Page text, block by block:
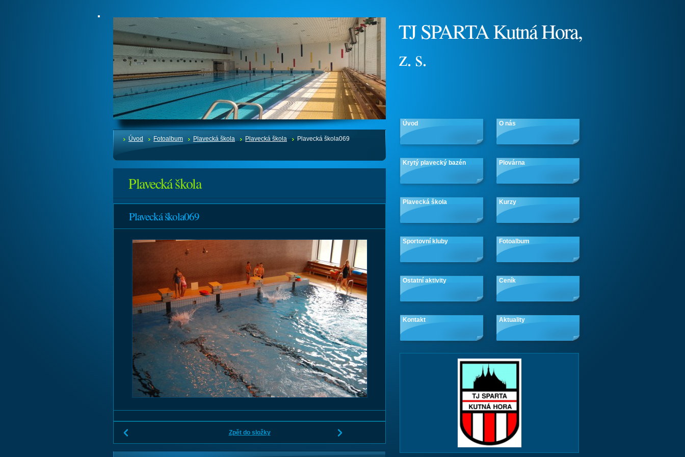
TJ SPARTA Kutná Hora,
z. s.
Úvod Fotoalbum Plavecká škola Plavecká škola Plavecká škola069
Plavecká škola
Plavecká škola069
Zpět do složky
Úvod O nás
Krytý plavecký bazén Plovárna
Plavecká škola Kurzy
Sportovní kluby Fotoalbum
Ostatní aktivity Ceník
Kontakt Aktuality